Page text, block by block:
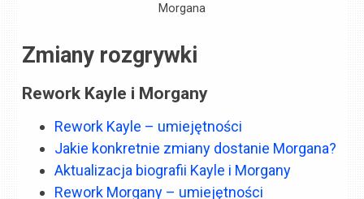
Morgana
Zmiany rozgrywki
Rework Kayle i Morgany
Rework Kayle – umiejętności
Jakie konkretnie zmiany dostanie Morgana?
Aktualizacja biografii Kayle i Morgany
Rework Morgany – umiejętności